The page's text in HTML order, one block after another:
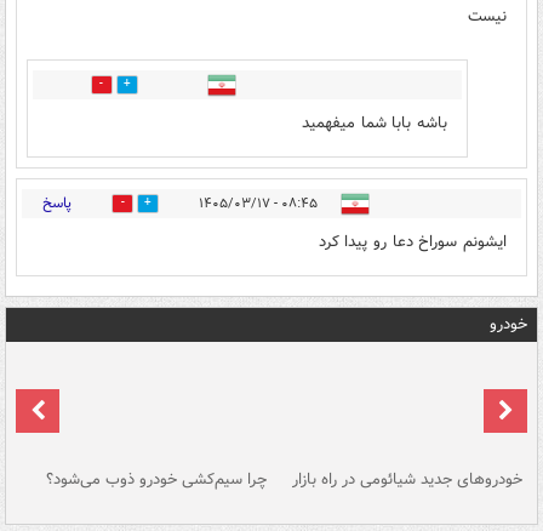
نیست
0
باشه بابا شما میفهمید
۰۸:۴۵ - ۱۴۰۵/۰۳/۱۷ 0 پاسخ
ایشونم سوراخ دعا رو پیدا کرد
خودرو
خودروهای جدید شیائومی در راه بازار چرا سیم‌کشی خودرو ذوب می‌شود؟